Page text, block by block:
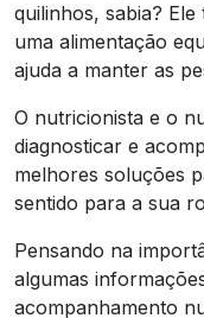
quilinhos, sabia?
uma alimentação
ajuda a manter as
O nutricionista e o
diagnosticar e
melhores soluções
sentido para a sua
Pensando na
algumas
acompanhamento